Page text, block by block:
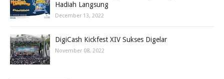
Hadiah Langsung
December 13, 2022
DigiCash Kickfest XIV Sukses Digelar
November 08, 2022